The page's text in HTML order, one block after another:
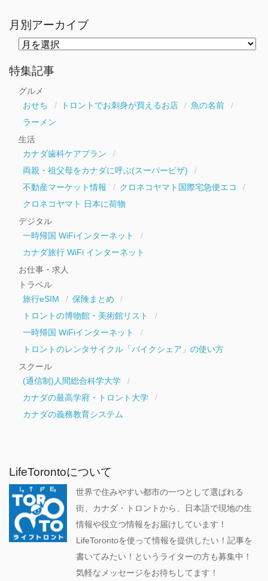
月別アーカイブ
ー
カ
特集記事
グルメ
おせち
トロントでお刺身が買えるお店
魚の名前
ラーメン
生活
カナダ歯科ケアプラン
両親・祖父母をカナダに呼ぶ(スーパービザ)
不動産マーケット情報
クロネコヤマト国際宅急便エコ
クロネコヤマト 日本に荷物
デジタル
一時帰国 WiFiインターネット
カナダ旅行 WiFi インターネット
お仕事・求人
トラベル
旅行eSIM
保険まとめ
トロントの博物館・美術館リスト
一時帰国 WiFiインターネット
トロントのレンタサイクル「バイクシェア」の使い方
スクール
(通信制)人間総合科学大学
カナダの最高学府・トロント大学
カナダの義務教育システム
LifeTorontoについて
世界で住みやすい都市の一つとして選ばれる
街、カナダ・トロントから、日本語で現地の生
情報や役立つ情報をお届けしています！
LifeTorontoを使って情報を提供したい！記事を
書いてみたい！というライターの方も募集中！
気軽なメッセージをお待ちしてます！